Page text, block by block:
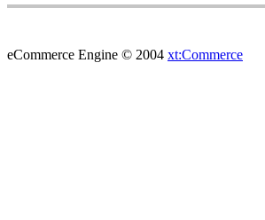
eCommerce Engine © 2004 xt:Commerce